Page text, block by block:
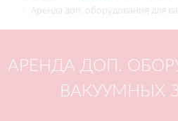
Аренда доп. оборудования для
АРЕНДА ДОП.
ВАКУУМНЫХ